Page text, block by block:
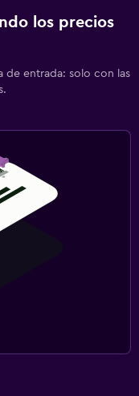
los precios
de entrada: solo con las